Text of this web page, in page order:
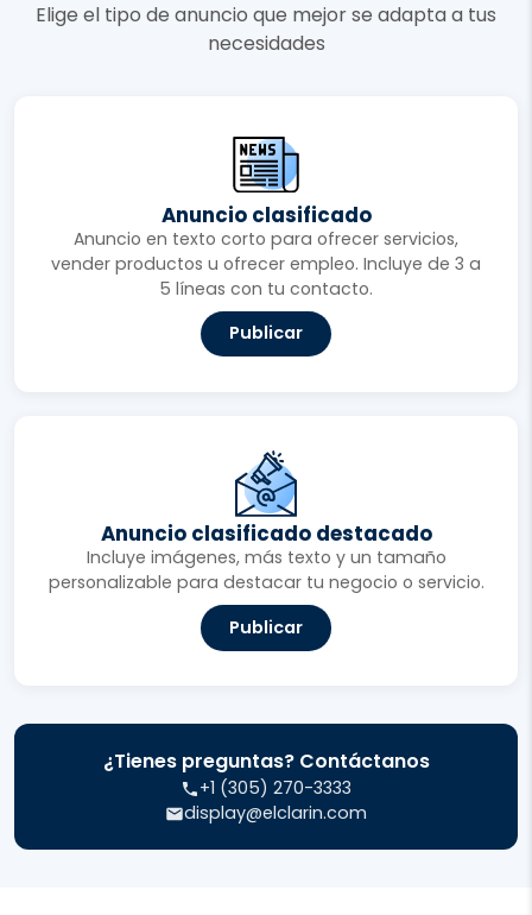
Elige el tipo de anuncio que mejor se adapta a tus
necesidades
Anuncio clasificado
Anuncio en texto corto para ofrecer servicios,
vender productos u ofrecer empleo. Incluye de 3 a
5 líneas con tu contacto.
Publicar
Anuncio clasificado destacado
Incluye imágenes, más texto y un tamaño
personalizable para destacar tu negocio o servicio.
Publicar
¿Tienes preguntas? Contáctanos
+1 (305) 270-3333
display@elclarin.com